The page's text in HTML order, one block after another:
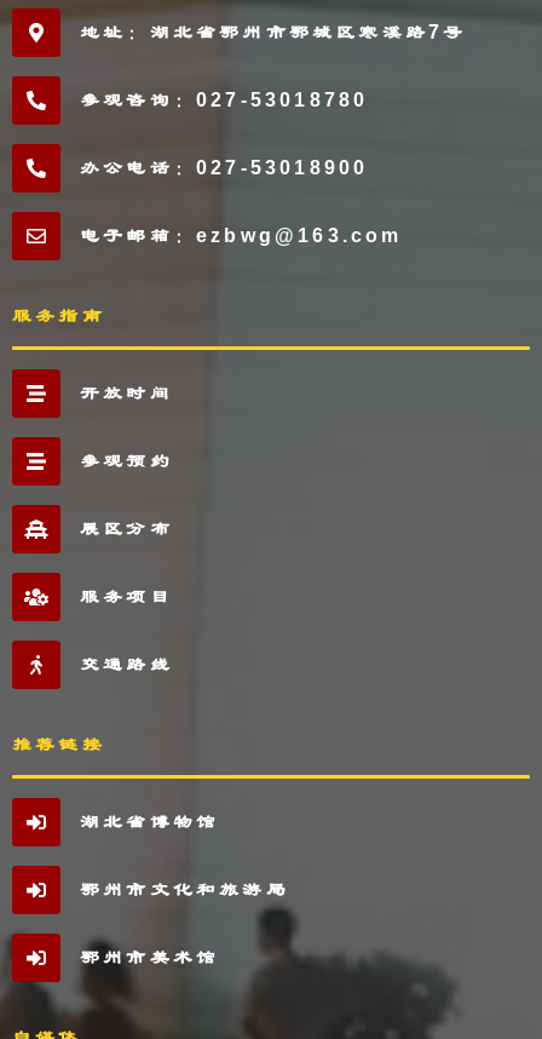
地址：湖北省鄂州市鄂城区寒溪路7号
参观咨询：027-53018780
办公电话：027-53018900
电子邮箱：ezbwg@163.com
服务指南
开放时间
参观预约
展区分布
服务项目
交通路线
推荐链接
湖北省博物馆
鄂州市文化和旅游局
鄂州市美术馆